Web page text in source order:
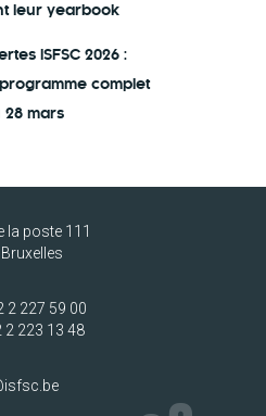
leur yearbook
ISFSC 2026 :
complet
28 mars
la poste 111
2 227 59 00
2 223 13 48